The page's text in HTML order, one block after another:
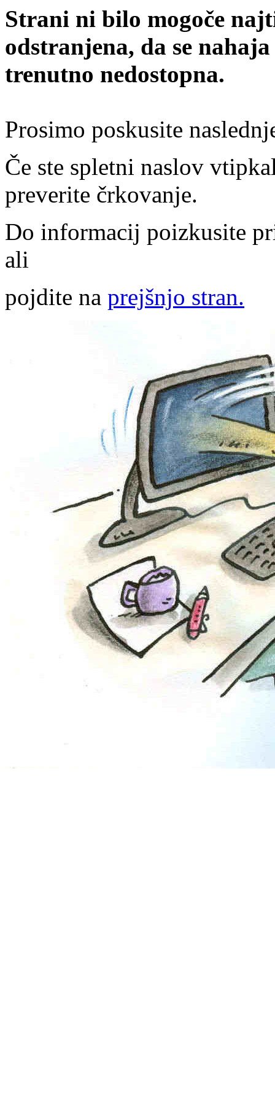
Strani ni bilo mogoče
odstranjena, da se
trenutno nedostopna.
Prosimo poskusite
Če ste spletni naslov
preverite črkovanje.
Do informacij poizkusite
ali
pojdite na prejšnjo stran.